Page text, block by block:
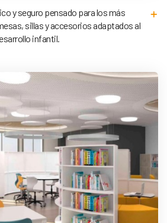
y seguro pensado para los más
sillas y accesorios adaptados al
infantil.